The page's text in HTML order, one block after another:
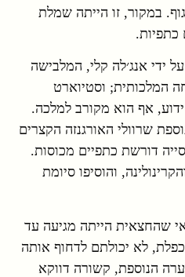
במקור, זו הייתה שמלת
ידי אנג׳לה קלי, המלבישה
המלכותית; וסטיוארט
ידוע, אף הוא מקורב למלכה.
שרוולי האורגנזה הקצרים
דורשת כתפיים מכוסות.
והוסיפו סיומת
שהחצאית הייתה מגיעה עד
לא יכולתם לדחוף אותה
הנוספת, קשורה דווקא